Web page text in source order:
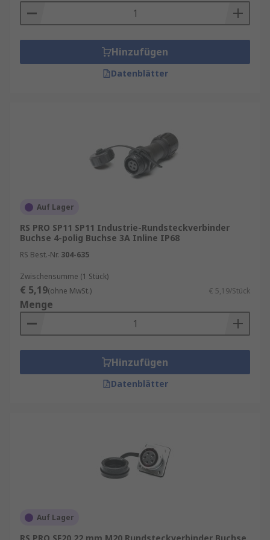
Hinzufügen
Datenblätter
Auf Lager
RS PRO SP11 SP11 Industrie-Rundsteckverbinder
Buchse 4-polig Buchse 3A Inline IP68
RS Best.-Nr. 304-635
Zwischensumme (1 Stück)
€ 5,19(ohne MwSt.) € 5,19/Stück
Menge
Hinzufügen
Datenblätter
Auf Lager